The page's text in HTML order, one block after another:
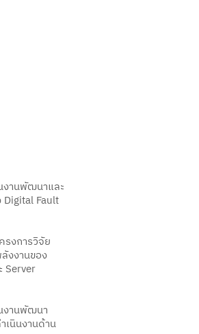
งานพัฒนาและ
Digital Fault
รงการวิจัย
งงานของ
Server
งานพัฒนา
นินงานด้าน